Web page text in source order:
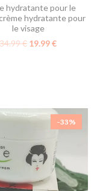
hydratante pour le
crème hydratante pour
le visage
34.99€ 19.99€
-33%